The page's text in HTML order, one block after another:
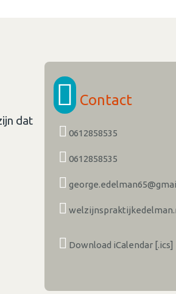
dat
Contact
0612858535
0612858535
Download iCalendar [.ics]